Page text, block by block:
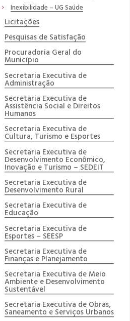
Inexibilidade – UG Saúde
Licitações
Pesquisas de Satisfação
Procuradoria Geral do
Município
Secretaria Executiva de
Administração
Secretaria Executiva de
Assistência Social e Direitos
Humanos
Secretaria Executiva de
Cultura, Turismo e Esportes
Secretaria Executiva de
Desenvolvimento Econômico,
Inovação e Turismo – SEDEIT
Secretaria Executiva de
Desenvolvimento Rural
Secretaria Executiva de
Educação
Secretaria Executiva de
Esportes – SEESP
Secretaria Executiva de
Finanças e Planejamento
Secretaria Executiva de Meio
Ambiente e Desenvolvimento
Sustentável
Secretaria Executiva de Obras,
Saneamento e Serviços Urbanos